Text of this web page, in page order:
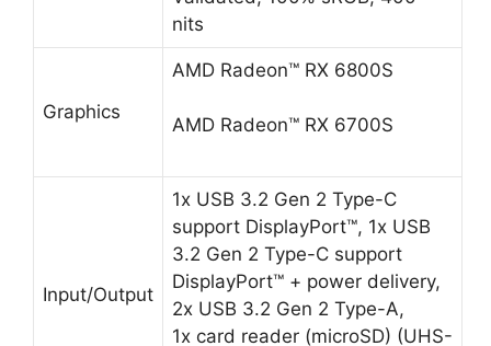
Input/Output
1x USB 3.2 Gen 2 Type-C
support DisplayPort™, 1x USB
3.2 Gen 2 Type-C support
2x USB 3.2 Gen 2 Type-A,
II),
1x 3.5mm Combo Audio Jack
Camera
720P HD IR camera with
Windows Hello facial
recognition